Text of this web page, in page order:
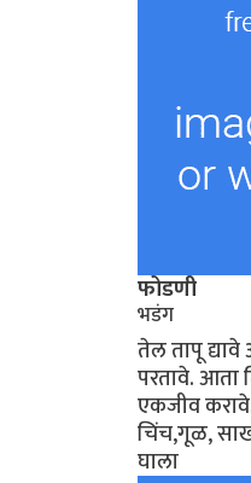
फोडणी
भडंग
तेल तापू
परतावे.
एकजीव
चिंच,गूळ,
घाला